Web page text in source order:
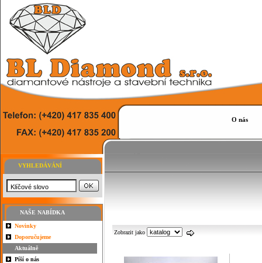
O nás
VYHLEDÁVÁNÍ
NAŠE NABÍDKA
Novinky
Doporučujeme
Aktuálně
Píší o nás
Zobrazit jako